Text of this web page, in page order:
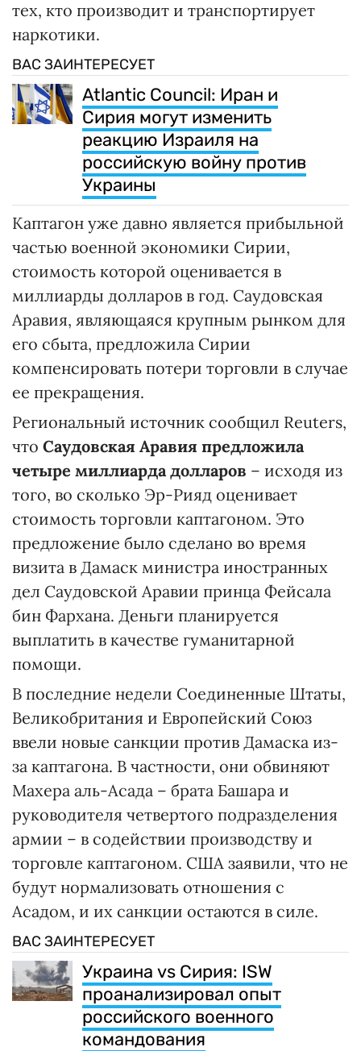
тех, кто производит и транспортирует
наркотики.
ВАС ЗАИНТЕРЕСУЕТ
Atlantic Council: Иран и
Сирия могут изменить
реакцию Израиля на
российскую войну против
Украины
Каптагон уже давно является прибыльной
частью военной экономики Сирии,
стоимость которой оценивается в
миллиарды долларов в год. Саудовская
Аравия, являющаяся крупным рынком для
его сбыта, предложила Сирии
компенсировать потери торговли в случае
ее прекращения.
Региональный источник сообщил Reuters,
что Саудовская Аравия предложила
четыре миллиарда долларов – исходя из
того, во сколько Эр-Рияд оценивает
стоимость торговли каптагоном. Это
предложение было сделано во время
визита в Дамаск министра иностранных
дел Саудовской Аравии принца Фейсала
бин Фархана. Деньги планируется
выплатить в качестве гуманитарной
помощи.
В последние недели Соединенные Штаты,
Великобритания и Европейский Союз
ввели новые санкции против Дамаска из-
за каптагона. В частности, они обвиняют
Махера аль-Асада – брата Башара и
руководителя четвертого подразделения
армии – в содействии производству и
торговле каптагоном. США заявили, что не
будут нормализовать отношения с
Асадом, и их санкции остаются в силе.
ВАС ЗАИНТЕРЕСУЕТ
Украина vs Сирия: ISW
проанализировал опыт
российского военного
командования